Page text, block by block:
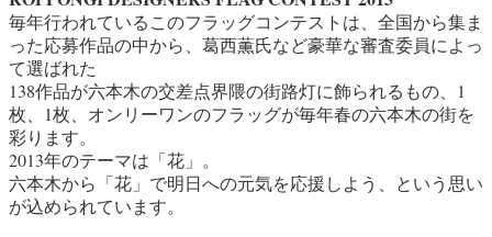
毎年行われているこのフラッグコンテストは、全国から集ま
った応募作品の中から、葛西薫氏など豪華な審査委員によっ
て選ばれた
138作品が六本木の交差点界隈の街路灯に飾られるもの、1
枚、1枚、オンリーワンのフラッグが毎年春の六本木の街を
彩ります。
2013年のテーマは「花」。
六本木から「花」で明日への元気を応援しよう、という思い
が込められています。